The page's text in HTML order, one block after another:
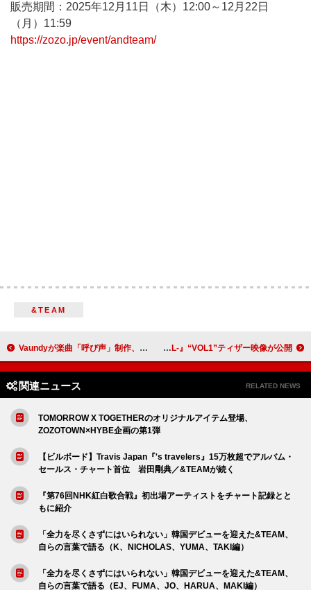
販売期間：2025年12月11日（木）12:00～12月22日
（月）11:59
https://zozo.jp/event/andteam/
&TEAM
Vaundyが楽曲「呼び声」制作、18歳世代と共演した『Vaundy18祭』放送 timeleszのドキュメンタリー『timelesz project -REAL-』“VOL1”ティザー映像が公開
関連ニュース RELATED NEWS
TOMORROW X TOGETHERのオリジナルアイテム登場、
ZOZOTOWN×HYBE企画の第1弾
【ビルボード】Travis Japan『's travelers』15万枚超でアルバム・
セールス・チャート首位 岩田剛典／&TEAMが続く
『第76回NHK紅白歌合戦』初出場アーティストをチャート記録とと
もに紹介
「全力を尽くさずにはいられない」韓国デビューを迎えた&TEAM、
自らの言葉で語る（K、NICHOLAS、YUMA、TAKI編）
「全力を尽くさずにはいられない」韓国デビューを迎えた&TEAM、
自らの言葉で語る（EJ、FUMA、JO、HARUA、MAKI編）